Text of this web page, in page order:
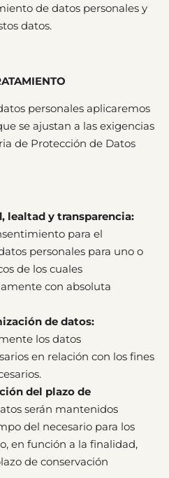
de datos personales y
datos.
personales aplicaremos
se ajustan a las exigencias
de Protección de Datos
lealtad y transparencia:
para el
personales para uno o
de los cuales
con absoluta
de datos:
los datos
en relación con los fines
del plazo de
serán mantenidos
del necesario para los
en función a la finalidad,
de conservación